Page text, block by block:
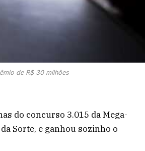
de R$ 30 milhões
do concurso 3.015 da Mega-
Sorte, e ganhou sozinho o